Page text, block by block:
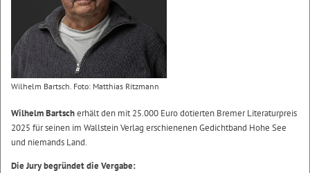
Wilhelm Bartsch. Foto: Matthias Ritzmann
Wilhelm Bartscherhält den mit 25.000 Euro dotierten Bremer Literaturpreis
2025 für seinen im Wallstein Verlag erschienenen Gedichtband Hohe See
und niemands Land.
Die Jury begründet die Vergabe: